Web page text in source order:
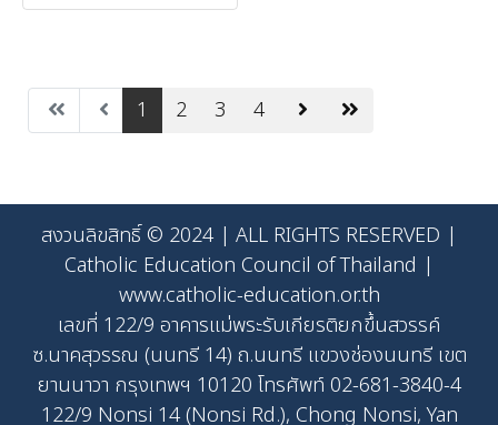
1 2 3 4
สงวนลิขสิทธิ์ © 2024 | ALL RIGHTS RESERVED |
Catholic Education Council of Thailand |
www.catholic-education.or.th
เลขที่ 122/9 อาคารแม่พระรับเกียรติยกขึ้นสวรรค์
ซ.นาคสุวรรณ (นนทรี 14) ถ.นนทรี แขวงช่องนนทรี เขต
ยานนาวา กรุงเทพฯ 10120 โทรศัพท์ 02-681-3840-4
122/9 Nonsi 14 (Nonsi Rd.), Chong Nonsi, Yan